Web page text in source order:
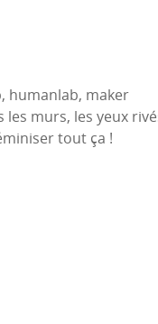
humanlab, maker
les murs, les yeux
tout ça !